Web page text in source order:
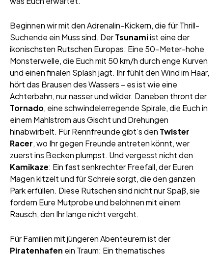
Beginnen wir mit den Adrenalin-Kickern, die für Thrill-
Suchende ein Muss sind. DerTsunamiist eine der
ikonischsten Rutschen Europas: Eine 50-Meter-hohe
Monsterwelle, die Euch mit 50 km/h durch enge Kurven
und einen finalen Splash jagt. Ihr fühlt den Wind im Haar,
hört das Brausen des Wassers – es ist wie eine
Achterbahn, nur nasser und wilder. Daneben thront der
Tornado, eine schwindelerregende Spirale, die Euch in
einem Mahlstrom aus Gischt und Drehungen
hinabwirbelt. Für Rennfreunde gibt’s den Twister
Racer, wo Ihr gegen Freunde antreten könnt, wer
zuerst ins Becken plumpst. Und vergesst nicht den
Kamikaze: Ein fast senkrechter Freefall, der Euren
Magen kitzelt und für Schreie sorgt, die den ganzen
Park erfüllen. Diese Rutschen sind nicht nur Spaß, sie
fordern Eure Mutprobe und belohnen mit einem
Rausch, den Ihr lange nicht vergeht.
Für Familien mit jüngeren Abenteurern ist der
Piratenhafen ein Traum: Ein thematisches